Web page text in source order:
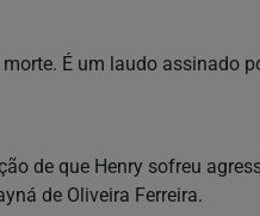
É um laudo assinado
de que Henry sofreu
de Oliveira Ferreira.